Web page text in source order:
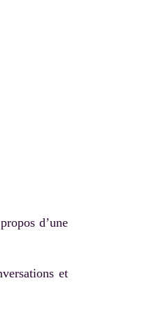
d’une
et